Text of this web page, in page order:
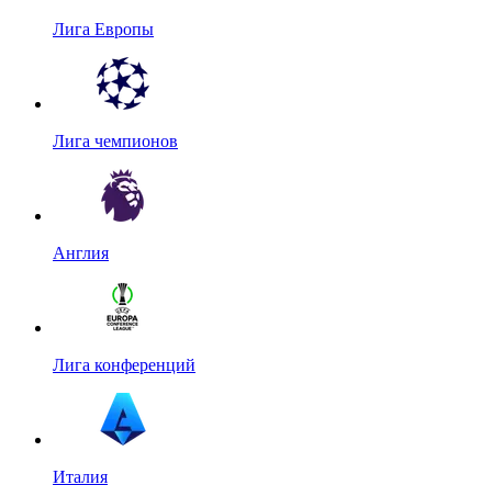
Лига Европы
Лига чемпионов
Англия
Лига конференций
Италия